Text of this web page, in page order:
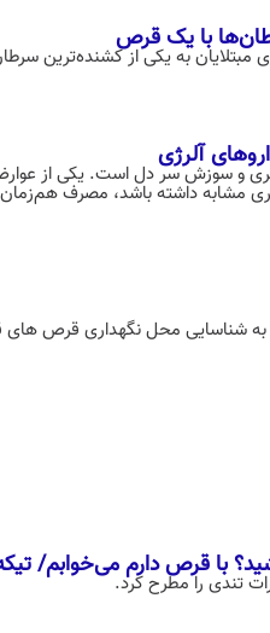
با یک قرص
به یکی از کشنده‌ترین سرطان‌ها را تقریباً
مری و سوزش سر دل است. یکی از
مشابه داشته باشد، مصرف
به شناسایی محل نگهداری قرص های
با قرص دارم می‌خوابم/
تندی را مطرح کرد.